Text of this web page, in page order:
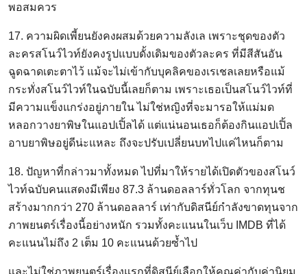
พอสมควร
17. ความผิดเพี้ยนยังคงผสมด้วยความลังเล เพราะชุดของตัว
ละครสโนว์ไวท์ยังคงรูปแบบดั้งเดิมของตัวละคร ที่มีสีสันอัน
ฉูดฉาดเตะตาไว้ แม้จะไม่เข้ากับบุคลิคของเรเชลเลยหรือแม้
กระทั่งสโนว์ไวท์ในฉบับนี้เลยก็ตาม เพราะเธอเป็นสโนว์ไวท์ที่
มีความแข็งแกร่งอยู่ภายใน ไม่ใช่หญิงที่จะมารอให้แม่มด
หลอกวางยาพิษในแอปเปิ้ลได้ แต่แน่นอนเธอก็ต้องกินแอปเปิ้ล
อาบยาพิษอยู่ดีน่ะแหละ ถึงจะปรับเปลี่ยนบทไปแค่ไหนก็ตาม
18. ปัญหาที่กล่าวมาทั้งหมด ไปที่มาให้รายได้เปิดตัวของสโนว์
ไวท์ฉบับคนแสดงมีเพียง 87.3 ล้านดอลลาร์ทั่วโลก จากทุนช
สร้างมากกว่า 270 ล้านดอลลาร์ เท่ากับดิสนีย์กำลังขาดทุนจาก
ภาพยนตร์เรื่องนี้อย่างหนัก รวมทั้งคะแนนในเว็บ IMDB ที่ได้
คะแนนไม่ถึง 2 เต็ม 10 คะแนนด้วยซ้ำไป